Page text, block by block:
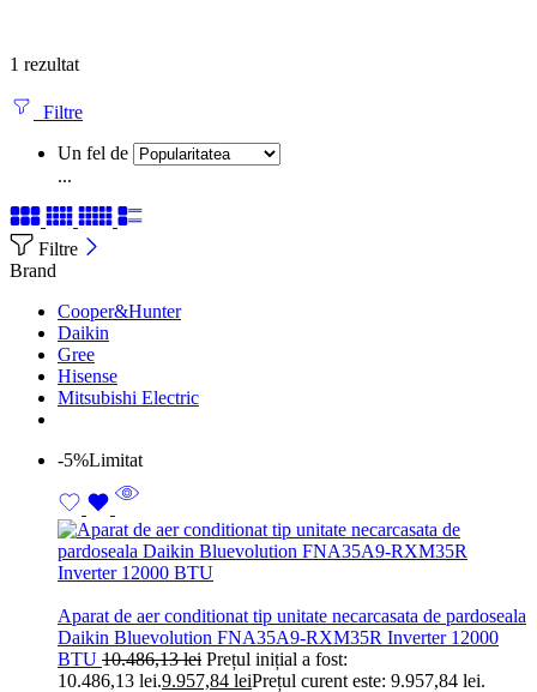
1 rezultat
Filtre
Un fel de
...
Filtre
Brand
Cooper&Hunter
Daikin
Gree
Hisense
Mitsubishi Electric
-5%Limitat
Aparat de aer conditionat tip unitate necarcasata de pardoseala
Daikin Bluevolution FNA35A9-RXM35R Inverter 12000
BTU 10.486,13lei Prețul inițial a fost:
10.486,13 lei.9.957,84 leiPrețul curent este: 9.957,84 lei.